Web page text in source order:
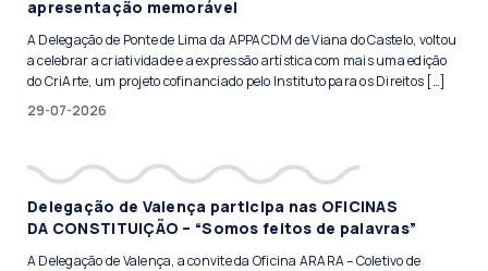
apresentação memorável
A Delegação de Ponte de Lima da APPACDM de Viana do Castelo, voltou
a celebrar a criatividade e a expressão artística com mais uma edição
do CriArte, um projeto cofinanciado pelo Instituto para os Direitos […]
29-07-2026
Delegação de Valença participa nas OFICINAS
DA CONSTITUIÇÃO – “Somos feitos de palavras”
A Delegação de Valença, a convite da Oficina ARARA – Coletivo de